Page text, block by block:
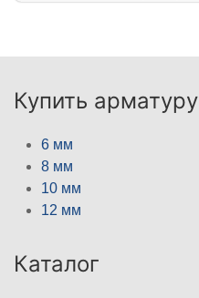
Купить арматуру
6 мм
8 мм
10 мм
12 мм
Каталог